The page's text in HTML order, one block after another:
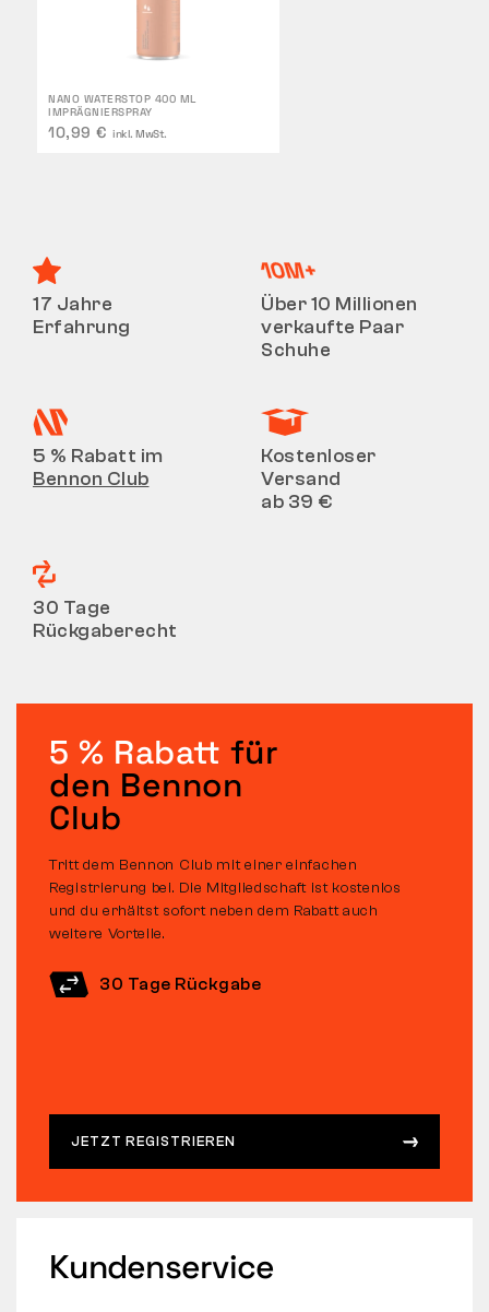
NANO WATERSTOP 400 ML
IMPRÄGNIERSPRAY
10,99 € inkl. MwSt.
17 Jahre
Erfahrung
Über 10 Millionen
verkaufte Paar
Schuhe
5 % Rabatt im
Bennon Club
Kostenloser
Versand
ab 39 €
30 Tage
Rückgaberecht
5 % Rabatt für
den Bennon
Club
Tritt dem Bennon Club mit einer einfachen
Registrierung bei. Die Mitgliedschaft ist kostenlos
und du erhältst sofort neben dem Rabatt auch
weitere Vorteile.
30 Tage Rückgabe
JETZT REGISTRIEREN
Kundenservice